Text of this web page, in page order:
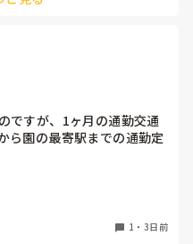
くさん行っています。
興味津々です！
ですが、1ヶ月の通勤交通
ら園の最寄駅までの通勤定
ので、この時点で応募を迷
しますか？
1 ・ 3日前